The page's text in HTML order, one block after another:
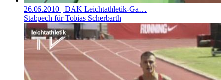
26.06.2010 | DAK Leichtathletik-Ga…
Stabpech für Tobias Scherbarth